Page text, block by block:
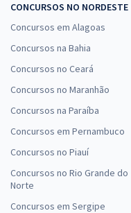
CONCURSOS NO NORDESTE
Concursos em Alagoas
Concursos na Bahia
Concursos no Ceará
Concursos no Maranhão
Concursos na Paraíba
Concursos em Pernambuco
Concursos no Piauí
Concursos no Rio Grande do
Norte
Concursos em Sergipe